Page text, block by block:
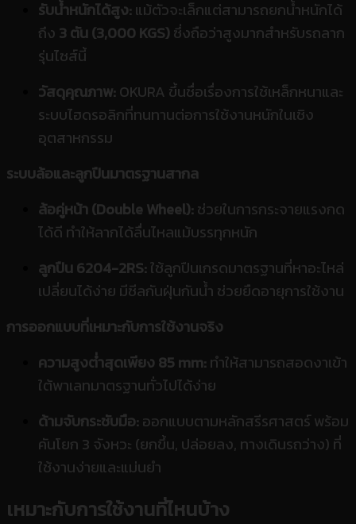
รับน้ำหนักได้สูง: แม้ตัวจะเล็กแต่สามารถยกน้ำหนักได้
ถึง 3 ตัน (3,000 KGS) ซึ่งถือว่าสูงมากสำหรับรถลาก
รุ่นไซส์นี้
วัสดุคุณภาพ: OKURA ขึ้นชื่อเรื่องการใช้เหล็กหนาและ
ระบบไฮดรอลิกที่ทนทานต่อการใช้งานหนักในเชิง
อุตสาหกรรม
ระบบล้อและลูกปืนมาตรฐานสากล
ล้อคู่หน้า (Double Wheel): ช่วยในการกระจายแรงกด
ได้ดี ทำให้ลากได้ลื่นไหลแม้บรรทุกหนัก
ลูกปืน 6204-2RS:ใช้ลูกปืนเกรดมาตรฐานที่หาอะไหล่
เปลี่ยนได้ง่าย มีซีลกันฝุ่นกันน้ำ ช่วยยืดอายุการใช้งาน
การออกแบบที่เหมาะกับการใช้งานจริง
ความสูงต่ำสุดเพียง 85 mm: ทำให้สามารถสอดงาเข้า
ใต้พาเลทมาตรฐานทั่วไปได้ง่าย
ด้ามจับกระชับมือ: ออกแบบตามหลักสรีรศาสตร์ พร้อม
คันโยก 3 จังหวะ (ยกขึ้น, ปล่อยลง, ทางเดินรถว่าง) ที่
ใช้งานง่ายและแม่นยำ
เหมาะกับการใช้งานที่ไหนบ้าง